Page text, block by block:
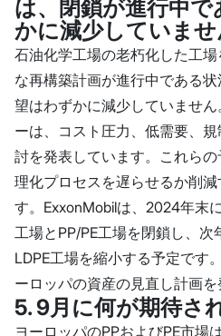
は、閉鎖が進行中
かに減少していませ
石油化学工場の老朽化した工
な再構築計画が進行中である
望はわずかに減少していませ
ーは、コスト圧力、低需要、
討を発表しています。これら
理化プロセスを遅らせるか削
す。ExxonMobilは、2024年末
工場とPP/PE工場を閉鎖し、
LDPE工場を縮小する予定です
ーロッパの資産の見直し計画を
5. 9月に何が期待さ
ヨーロッパのPPおよびPE市場